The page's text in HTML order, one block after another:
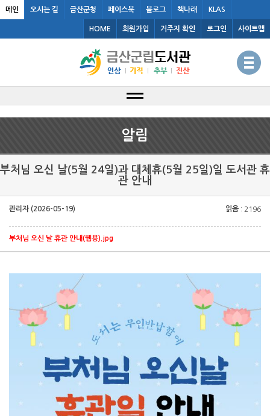
메인 오시는 길 금산군청 페이스북 블로그 책나래 KLAS
HOME 회원가입 거주지 확인 로그인 사이트맵
알림
부처님 오신 날(5월 24일)과 대체휴(5월 25일)일 도서관 휴
관 안내
관리자 (2026-05-19) 읽음 : 2196
부처님 오신 날 휴관 안내(웹용).jpg